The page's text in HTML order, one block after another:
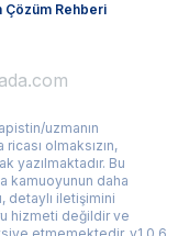
Çözüm Rehberi
uzmanın
olmaksızın,
yazılmaktadır. Bu
kamuoyunun daha
detaylı iletişimini
hizmeti değildir ve